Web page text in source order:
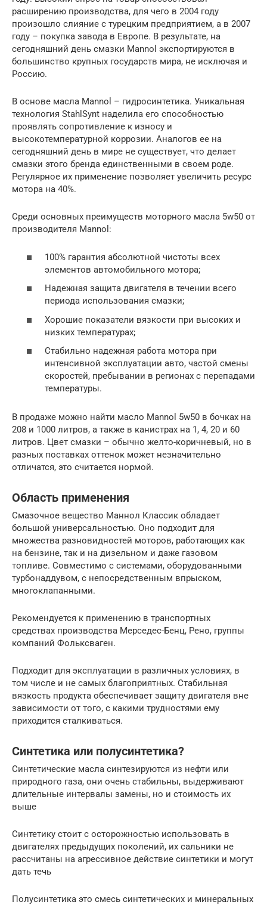
расширению производства, для чего в 2004 году
произошло слияние с турецким предприятием, а в 2007
году – покупка завода в Европе. В результате, на
сегодняшний день смазки Mannol экспортируются в
большинство крупных государств мира, не исключая и
Россию.
В основе масла Mannol – гидросинтетика. Уникальная
технология StahlSynt наделила его способностью
проявлять сопротивление к износу и
высокотемпературной коррозии. Аналогов ее на
сегодняшний день в мире не существует, что делает
смазки этого бренда единственными в своем роде.
Регулярное их применение позволяет увеличить ресурс
мотора на 40%.
Среди основных преимуществ моторного масла 5w50 от
производителя Mannol:
100% гарантия абсолютной чистоты всех
элементов автомобильного мотора;
Надежная защита двигателя в течении всего
периода использования смазки;
Хорошие показатели вязкости при высоких и
низких температурах;
Стабильно надежная работа мотора при
интенсивной эксплуатации авто, частой смены
скоростей, пребывании в регионах с перепадами
температуры.
В продаже можно найти масло Mannol 5w50 в бочках на
208 и 1000 литров, а также в канистрах на 1, 4, 20 и 60
литров. Цвет смазки – обычно желто-коричневый, но в
разных поставках оттенок может незначительно
отличатся, это считается нормой.
Область применения
Смазочное вещество Маннол Классик обладает
большой универсальностью. Оно подходит для
множества разновидностей моторов, работающих как
на бензине, так и на дизельном и даже газовом
топливе. Совместимо с системами, оборудованными
турбонаддувом, с непосредственным впрыском,
многоклапанными.
Рекомендуется к применению в транспортных
средствах производства Мерседес-Бенц, Рено, группы
компаний Фольксваген.
Подходит для эксплуатации в различных условиях, в
том числе и не самых благоприятных. Стабильная
вязкость продукта обеспечивает защиту двигателя вне
зависимости от того, с какими трудностями ему
приходится сталкиваться.
Синтетика или полусинтетика?
Синтетические масла синтезируются из нефти или
природного газа, они очень стабильны, выдерживают
длительные интервалы замены, но и стоимость их
выше
Синтетику стоит с осторожностью использовать в
двигателях предыдущих поколений, их сальники не
рассчитаны на агрессивное действие синтетики и могут
дать течь
Полусинтетика это смесь синтетических и минеральных